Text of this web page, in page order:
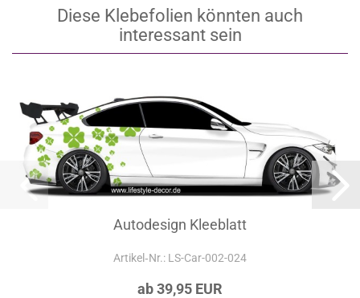
Diese Klebefolien könnten auch
interessant sein
Autodesign Kleeblatt
Artikel‑Nr.: LS-Car-002-024
ab 39,95 EUR